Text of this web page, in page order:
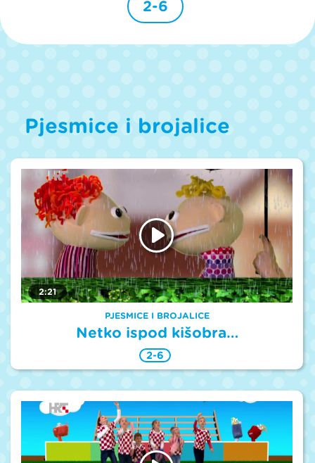
2-6
Pjesmice i brojalice
2:21
PJESMICE I BROJALICE
Netko ispod kišobra…
2-6